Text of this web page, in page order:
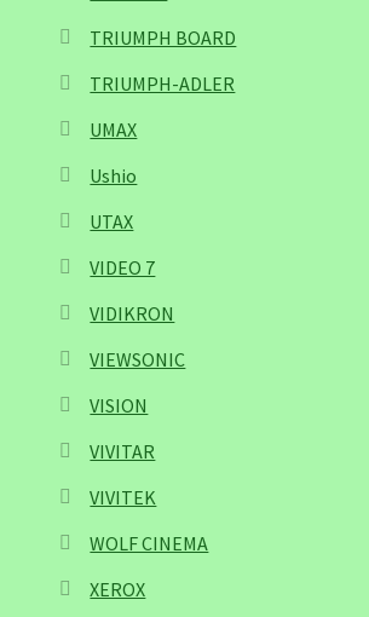
TRIUMPH BOARD
TRIUMPH-ADLER
UMAX
Ushio
UTAX
VIDEO 7
VIDIKRON
VIEWSONIC
VISION
VIVITAR
VIVITEK
WOLF CINEMA
XEROX